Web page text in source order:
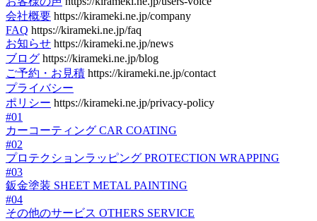
会社概要 https://kirameki.ne.jp/company
FAQ https://kirameki.ne.jp/faq
お知らせ https://kirameki.ne.jp/news
ブログ https://kirameki.ne.jp/blog
ご予約・お見積 https://kirameki.ne.jp/contact
プライバシー
ポリシー https://kirameki.ne.jp/privacy-policy
#01
カーコーティング CAR COATING
#02
プロテクションラッピング PROTECTION WRAPPING
#03
鈑金塗装 SHEET METAL PAINTING
#04
その他のサービス OTHERS SERVICE